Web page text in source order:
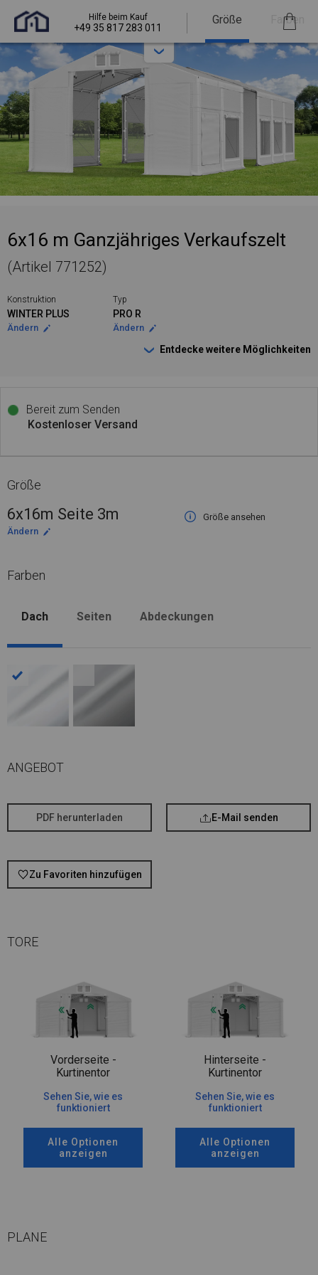
Hilfe beim Kauf
+49 35 817 283 011
Größe Farben
6x16 m Ganzjähriges Verkaufszelt
(Artikel 771252)
Konstruktion
WINTER PLUS
Ändern
Typ
PRO R
Ändern
Entdecke weitere Möglichkeiten
Bereit zum Senden
Kostenloser Versand
Größe
6x16m Seite 3m
Größe ansehen
Ändern
Farben
Dach Seiten Abdeckungen
ANGEBOT
PDF herunterladen E-Mail senden
Zu Favoriten hinzufügen
TORE
Vorderseite -
Kurtinentor
Sehen Sie, wie es
funktioniert
Alle Optionen
anzeigen
Hinterseite -
Kurtinentor
Sehen Sie, wie es
funktioniert
Alle Optionen
anzeigen
PLANE